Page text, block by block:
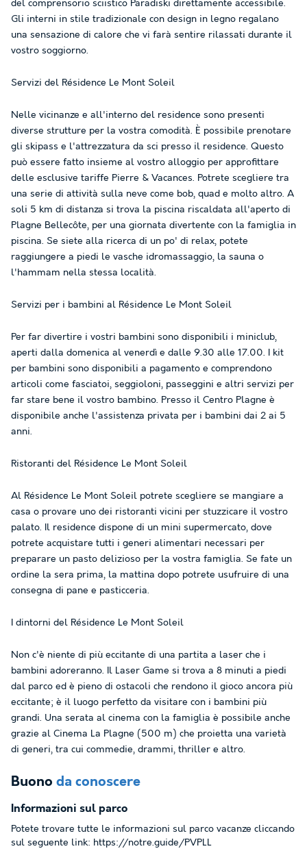
del comprensorio sciistico Paradiski direttamente accessibile.
Gli interni in stile tradizionale con design in legno regalano
una sensazione di calore che vi farà sentire rilassati durante il
vostro soggiorno.
Servizi del Résidence Le Mont Soleil
Nelle vicinanze e all'interno del residence sono presenti
diverse strutture per la vostra comodità. È possibile prenotare
gli skipass e l'attrezzatura da sci presso il residence. Questo
può essere fatto insieme al vostro alloggio per approfittare
delle esclusive tariffe Pierre & Vacances. Potrete scegliere tra
una serie di attività sulla neve come bob, quad e molto altro. A
soli 5 km di distanza si trova la piscina riscaldata all'aperto di
Plagne Bellecôte, per una giornata divertente con la famiglia in
piscina. Se siete alla ricerca di un po' di relax, potete
raggiungere a piedi le vasche idromassaggio, la sauna o
l'hammam nella stessa località.
Servizi per i bambini al Résidence Le Mont Soleil
Per far divertire i vostri bambini sono disponibili i miniclub,
aperti dalla domenica al venerdì e dalle 9.30 alle 17.00. I kit
per bambini sono disponibili a pagamento e comprendono
articoli come fasciatoi, seggioloni, passeggini e altri servizi per
far stare bene il vostro bambino. Presso il Centro Plagne è
disponibile anche l'assistenza privata per i bambini dai 2 ai 5
anni.
Ristoranti del Résidence Le Mont Soleil
Al Résidence Le Mont Soleil potrete scegliere se mangiare a
casa o provare uno dei ristoranti vicini per stuzzicare il vostro
palato. Il residence dispone di un mini supermercato, dove
potrete acquistare tutti i generi alimentari necessari per
preparare un pasto delizioso per la vostra famiglia. Se fate un
ordine la sera prima, la mattina dopo potrete usufruire di una
consegna di pane e pasticceria.
I dintorni del Résidence Le Mont Soleil
Non c'è niente di più eccitante di una partita a laser che i
bambini adoreranno. Il Laser Game si trova a 8 minuti a piedi
dal parco ed è pieno di ostacoli che rendono il gioco ancora più
eccitante; è il luogo perfetto da visitare con i bambini più
grandi. Una serata al cinema con la famiglia è possibile anche
grazie al Cinema La Plagne (500 m) che proietta una varietà
di generi, tra cui commedie, drammi, thriller e altro.
Buono da conoscere
Informazioni sul parco
Potete trovare tutte le informazioni sul parco vacanze cliccando
sul seguente link: https://notre.guide/PVPLL